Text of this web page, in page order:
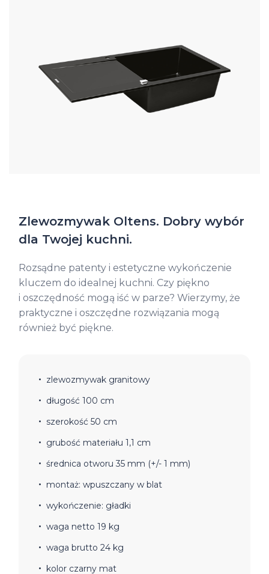
Zlewozmywak Oltens. Dobry wybór
dla Twojej kuchni.
Rozsądne patenty i estetyczne wykończenie
kluczem do idealnej kuchni. Czy piękno
i oszczędność mogą iść w parze? Wierzymy, że
praktyczne i oszczędne rozwiązania mogą
również być piękne.
zlewozmywak granitowy
długość 100 cm
szerokość 50 cm
grubość materiału 1,1 cm
średnica otworu 35 mm (+/- 1 mm)
montaż: wpuszczany w blat
wykończenie: gładki
waga netto 19 kg
waga brutto 24 kg
kolor czarny mat